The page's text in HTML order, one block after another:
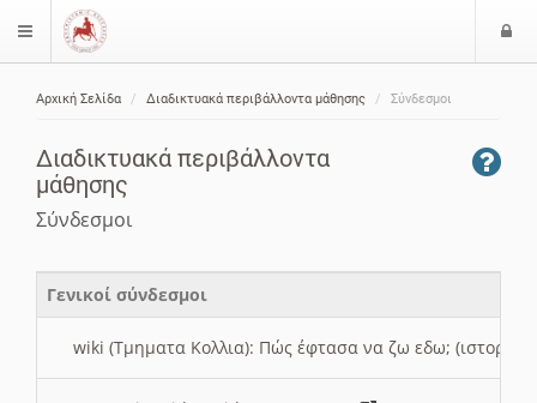
$langMenu
Αρχική Σελίδα Διαδικτυακά περιβάλλοντα μάθησης Σύνδεσμοι
Διαδικτυακά περιβάλλοντα
μάθησης
Σύνδεσμοι
Γενικοί σύνδεσμοι
wiki (Τμηματα Κολλια): Πώς έφτασα να ζω εδω; (ιστορια)